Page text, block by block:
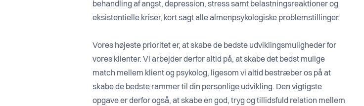
behandling af angst, depression, stress samt belastningsreaktioner og
eksistentielle kriser, kort sagt alle almenpsykologiske problemstillinger.
Vores højeste prioritet er, at skabe de bedste udviklingsmuligheder for
vores klienter. Vi arbejder derfor altid på, at skabe det bedst mulige
match mellem klient og psykolog, ligesom vi altid bestræber os på at
skabe de bedste rammer til din personlige udvikling. Den vigtigste
opgave er derfor også, at skabe en god, tryg og tillidsfuld relation mellem